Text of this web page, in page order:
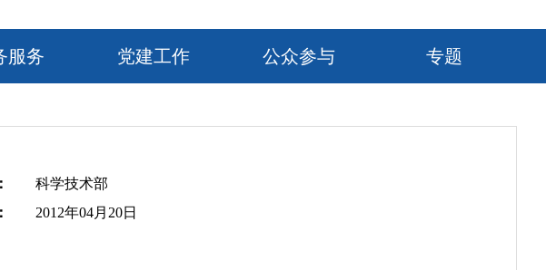
服务 党建工作 公众参与 专题
科学技术部
2012年04月20日